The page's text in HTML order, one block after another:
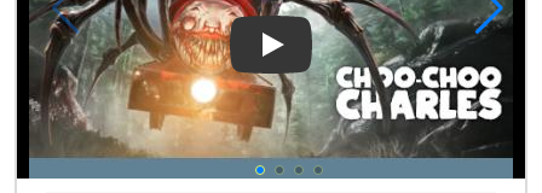
Play Video: Choo-Choo